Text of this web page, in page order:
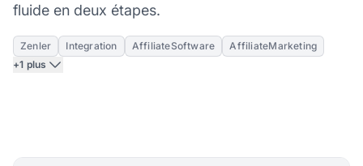
fluide en deux étapes.
Zenler Integration AffiliateSoftware
AffiliateMarketing
+1 plus